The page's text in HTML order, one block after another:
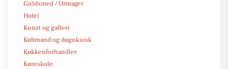
Guldsmed / Urmager
Hotel
Kunst og galleri
Købmand og døgnkiosk
Køkkenforhandler
Køreskole